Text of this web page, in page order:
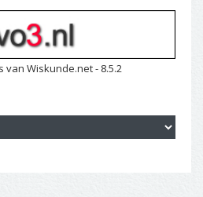
van Wiskunde.net - 8.5.2